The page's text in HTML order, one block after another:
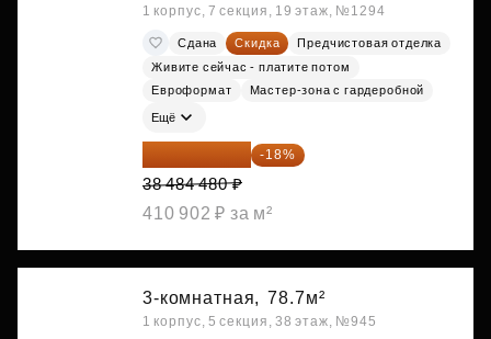
1 корпус, 7 секция, 19 этаж, №1294
Сдана Скидка
Предчистовая отделка
Живите сейчас - платите потом
Евроформат
Мастер-зона с гардеробной
Ещё
31 557 274 ₽ -18%
38 484 480 ₽
410 902 ₽ за м²
3-комнатная, 78.7м²
1 корпус, 5 секция, 38 этаж, №945